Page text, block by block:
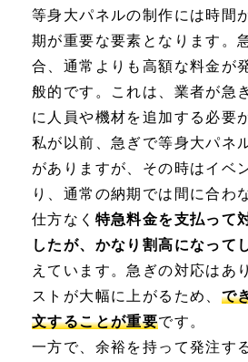
等身大パネルの制作には時間
期が重要な要素となります。
合、通常よりも高額な料金が
般的です。これは、業者が急
に人員や機材を追加する必要
私が以前、急ぎで等身大パネ
がありますが、その時はイベ
り、通常の納期では間に合わ
仕方なく 特急料金を支払って
したが、かなり割高になって
えています。急ぎの対応はあ
ストが大幅に上がるため、 で
文することが重要です。
一方で、余裕を持って発注す